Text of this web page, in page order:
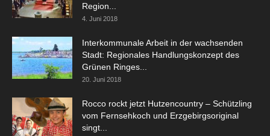
Region...
4. Juni 2018
Interkommunale Arbeit in der wachsenden
Stadt: Regionales Handlungskonzept des
Grünen Ringes...
20. Juni 2018
Rocco rockt jetzt Hutzencountry – Schützling
vom Fernsehkoch und Erzgebirgsoriginal
singt...